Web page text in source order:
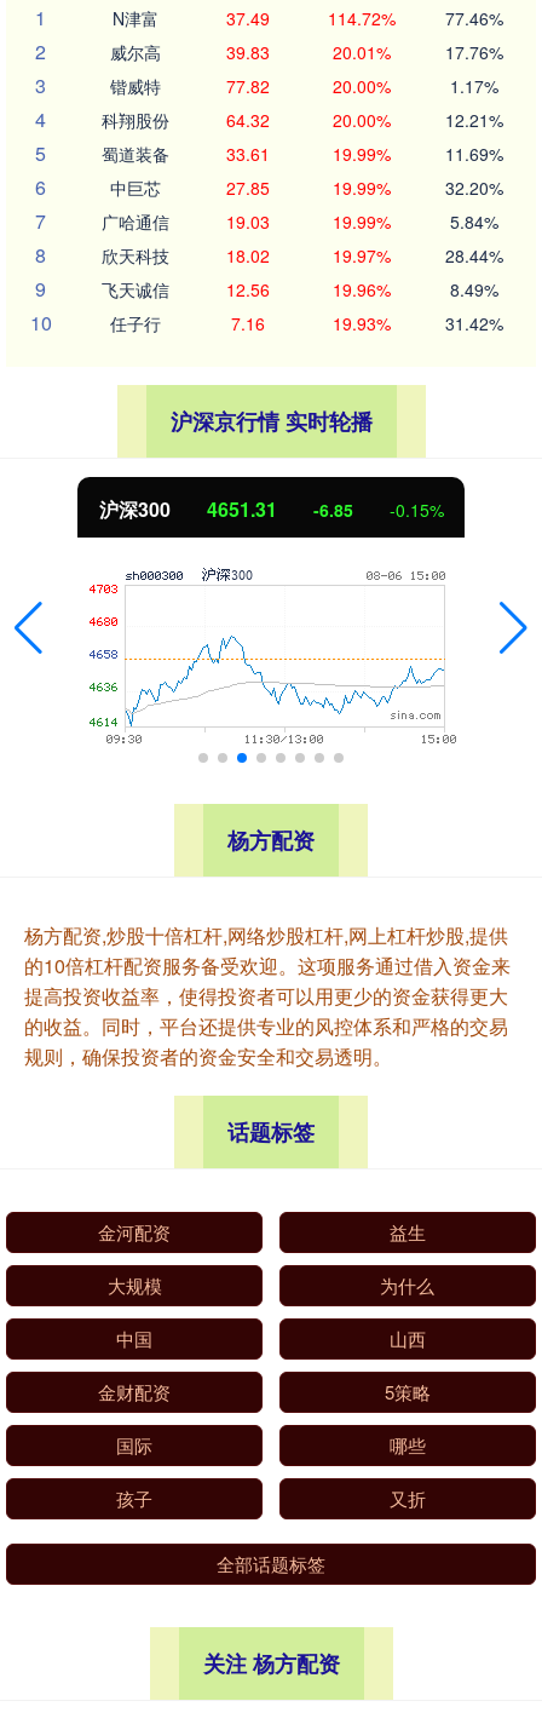
1
N津富 37.49 114.72% 77.46%
2 威尔高 39.83 20.01% 17.76%
3 锴威特 77.82 20.00% 1.17%
4 科翔股份 64.32 20.00% 12.21%
5 蜀道装备 33.61 19.99% 11.69%
6 中巨芯 27.85 19.99% 32.20%
7 广哈通信 19.03 19.99% 5.84%
8 欣天科技 18.02 19.97% 28.44%
9 飞天诚信 12.56 19.96% 8.49%
10 任子行 7.16 19.93% 31.42%
沪深京行情 实时轮播
沪深300 4651.31 -6.85 -0.15%
杨方配资
杨方配资,炒股十倍杠杆,网络炒股杠杆,网上杠杆炒股,提供
的10倍杠杆配资服务备受欢迎。这项服务通过借入资金来
提高投资收益率，使得投资者可以用更少的资金获得更大
的收益。同时，平台还提供专业的风控体系和严格的交易
规则，确保投资者的资金安全和交易透明。
话题标签
金河配资 益生
大规模 为什么
中国 山西
金财配资 5策略
国际 哪些
孩子 又折
全部话题标签
关注 杨方配资